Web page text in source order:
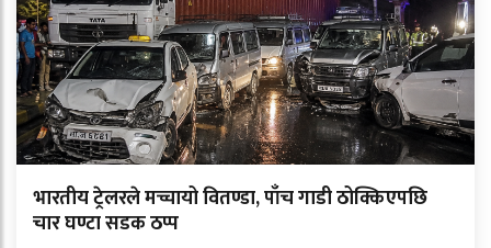
भारतीय ट्रेलरले मच्चायो वितण्डा, पाँच गाडी ठोक्किएपछि
चार घण्टा सडक ठप्प